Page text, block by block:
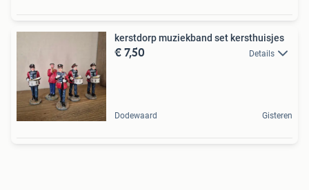
kerstdorp muziekband set kersthuisjes
€ 7,50 Details
Dodewaard Gisteren